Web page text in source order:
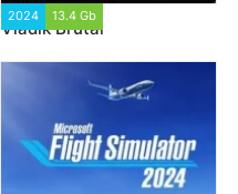
2024 13.4 Gb
Vladik Brutal